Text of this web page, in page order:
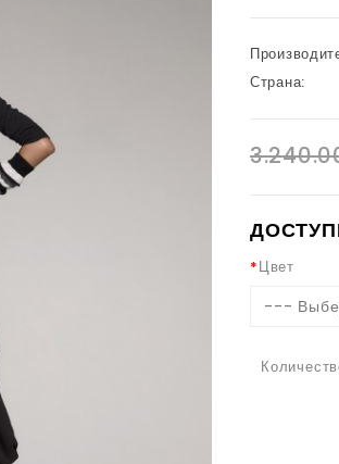
Страна:
Цвет
---